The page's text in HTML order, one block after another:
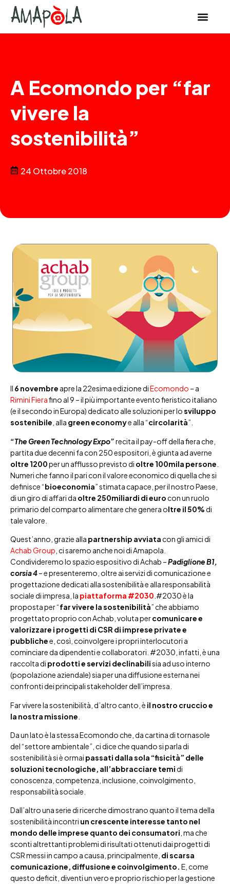
A Ecomondo per “far
vivere la
sostenibilità”
24 Ottobre 2018
Il 6 novembre apre la 22esima edizione diEcomondo – a
Rimini Fierafino al 9 – il più importante evento fieristico italiano
(e il secondo in Europa) dedicato alle soluzioni per losviluppo
sostenibile , alla green economye alla “circolarità”.
“The Green Technology Expo”recita il pay-off della fiera che,
partita due decenni fa con 250 espositori, è giunta ad averne
oltre 1200per un afflusso previsto di oltre 100mila persone
Numeri che fanno il pari con il valore economico di quella che si
definisce “bioeconomia” stimata capace, per il nostro Paese,
di un giro di affari da oltre 250miliardi di eurocon un ruolo
primario del comparto alimentare che genera oltre il 50%di
tale valore.
Quest’anno, grazie alla partnership avviatacon gli amici di
Achab Group , ci saremo anche noi di Amapola.
Condivideremo lo spazio espositivo di Achab –Padiglione B1,
corsia 4– e presenteremo, oltre ai servizi di comunicazione e
progettazione dedicati alla sostenibilità e alla responsabilità
sociale di impresa, la piattaforma #2030 .#2030 è la
proposta per “far vivere la sostenibilità” che abbiamo
progettato proprio con Achab, voluta percomunicare e
valorizzare i progetti di CSR di imprese private e
pubblichee, così, coinvolgere i propri interlocutori a
cominciare da dipendenti e collaboratori. #2030, infatti, è una
raccolta di prodotti e servizi declinabilisia ad uso interno
(popolazione aziendale) sia per una diffusione esterna nei
confronti dei principali stakeholder dell’impresa.
Far vivere la sostenibilità, d’altro canto, è il nostro cruccio e
la nostra missione
Da un lato è la stessa Ecomondo che, da cartina di tornasole
del “settore ambientale”, ci dice che quando si parla di
sostenibilità si è ormai passati dalla sola “fisicità” delle
soluzioni tecnologiche, all’abbracciare temidi
conoscenza, competenza, inclusione, coinvolgimento,
responsabilità sociale.
Dall’altro una serie di ricerche dimostrano quanto il tema della
sostenibilità incontri un crescente interesse tanto nel
mondo delle imprese quanto dei consumatori , ma che
sconti altrettanti problemi di risultati ottenuti dai progetti di
CSR messi in campo a causa, principalmente, di scarsa
comunicazione, diffusione e coinvolgimento. E, come
questo deficit, diventi un vero e proprio rischio per la gestione